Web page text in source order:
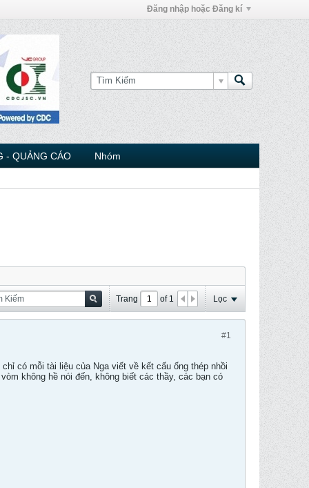
Đăng nhập hoặc Đăng kí
- QUẢNG CÁO Nhóm
Trang of 1 Lọc
#1
có mỗi tài liệu của Nga viết về kết cấu ống thép nhồi
không hề nói đến, không biết các thầy, các bạn có